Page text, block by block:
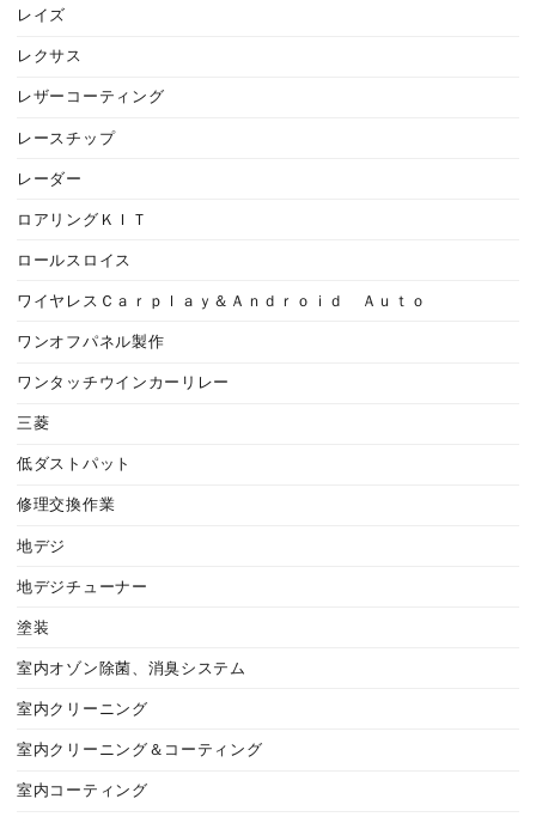
レイズ
レクサス
レザーコーティング
レースチップ
レーダー
ロアリングＫＩＴ
ロールスロイス
ワイヤレスＣａｒｐｌａｙ＆Ａｎｄｒｏｉｄ Ａｕｔｏ
ワンオフパネル製作
ワンタッチウインカーリレー
三菱
低ダストパット
修理交換作業
地デジ
地デジチューナー
塗装
室内オゾン除菌、消臭システム
室内クリーニング
室内クリーニング＆コーティング
室内コーティング